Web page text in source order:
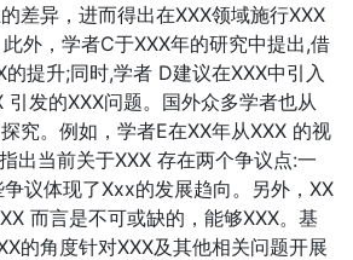
差异，进而得出在XXX领域施行XXX
外，学者C于XXX年的研究中提出,借
提升;同时,学者 D建议在XXX中引入
引发的XXX问题。国外众多学者也从
究。例如，学者E在XX年从XXX 的视
出当前关于XXX 存在两个争议点:一
议体现了Xxx的发展趋向。另外，XX
而言是不可或缺的，能够XXX。基
的角度针对XXX及其他相关问题开展